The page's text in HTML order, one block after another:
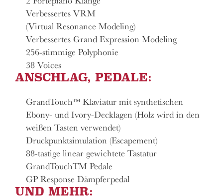
Verbessertes VRM
(Virtual Resonance Modeling)
Verbessertes Grand Expression Modeling
256-stimmige Polyphonie
38 Voices
ANSCHLAG, PEDALE:
GrandTouch™ Klaviatur mit synthetischen
Ebony- und Ivory-Decklagen (Holz wird in den
weißen Tasten verwendet)
Druckpunktsimulation (Escapement)
88-tastige linear gewichtete Tastatur
GrandTouchTM Pedale
GP Response Dämpferpedal
UND MEHR: